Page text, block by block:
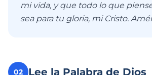
mi vida, y que todo lo que
sea para tu gloria, mi Cristo.
02 Lee la Palabra de Dios